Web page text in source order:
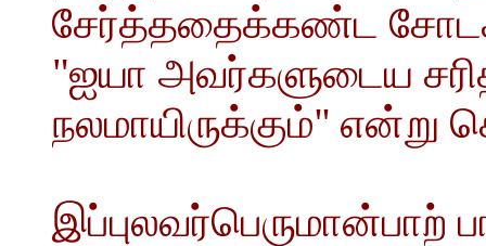
சேர்த்ததைக்கண்ட
"ஐயா அவர்களுடைய
நலமாயிருக்கும்''
இப்புலவர்பெருமான்பாற்